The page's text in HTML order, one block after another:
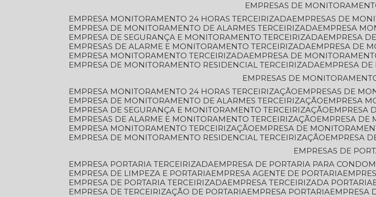
EMPRESAS DE
EMPRESA MONITORAMENTO 24 HORAS TERCEIRIZADA
EMPRESAS DE
EMPRESA DE MONITORAMENTO DE ALARMES TERCEIRIZADA
EMPRESA
EMPRESA DE SEGURANÇA E MONITORAMENTO TERCEIRIZADA
EMPRESA
EMPRESAS DE ALARME E MONITORAMENTO TERCEIRIZADA
EMPRESA DE
EMPRESA MONITORAMENTO TERCEIRIZADA
EMPRESA DE
EMPRESA DE MONITORAMENTO RESIDENCIAL TERCEIRIZADA
EMPRESA
EMPRESAS DE
EMPRESA MONITORAMENTO 24 HORAS TERCEIRIZAÇÃO
EMPRESAS DE
EMPRESA DE MONITORAMENTO DE ALARMES TERCEIRIZAÇÃO
EMPRESA
EMPRESA DE SEGURANÇA E MONITORAMENTO TERCEIRIZAÇÃO
EMPRESAS DE ALARME E MONITORAMENTO TERCEIRIZAÇÃO
EMPRESA
EMPRESA MONITORAMENTO TERCEIRIZAÇÃO
EMPRESA DE
EMPRESA DE MONITORAMENTO RESIDENCIAL TERCEIRIZAÇÃO
EMPRESA
EMPRESAS DE
EMPRESA PORTARIA TERCEIRIZADA
EMPRESA DE PORTARIA PARA
EMPRESA DE LIMPEZA E PORTARIA
EMPRESA AGENTE DE PORTARIA
EMPRESA DE PORTARIA TERCEIRIZADA
EMPRESA TERCEIRIZADA PORTARIA
EMPRESA DE TERCEIRIZAÇÃO DE PORTARIA
EMPRESA PORTARIA
EMPRESA